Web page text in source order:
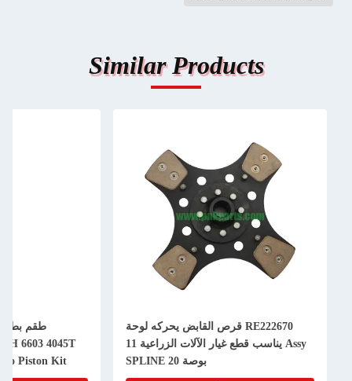
Similar Products
RE222670 قرص القابض يحركه لوحة
Assy يناسب قطع غيار الآلات الزراعية 11
بوصة 20 SPLINE
6603 4045T
Piston Kit